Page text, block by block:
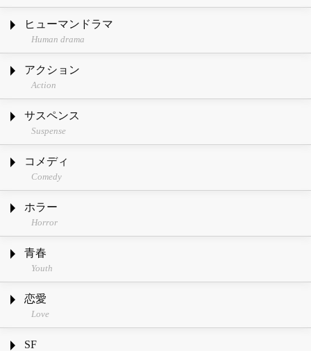
ヒューマンドラマ
Human drama
アクション
Action
サスペンス
Suspense
コメディ
Comedy
ホラー
Horror
青春
Youth
恋愛
Love
SF